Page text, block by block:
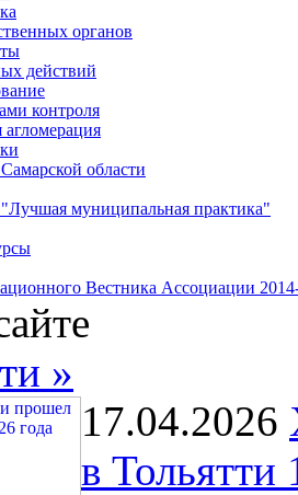
органов
действий
контроля
агломерация
области
муниципальная практика"
Вестника Ассоциации
»
17.04.2026
в Тольятти